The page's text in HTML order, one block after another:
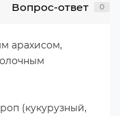
Вопрос-ответ 0
арахисом,
(кукурузный,